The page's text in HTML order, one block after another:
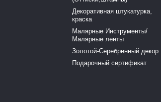
Декоративная штукатурка,
краска
Малярные Инструменты/
Малярные ленты
Золотой-Серебренный декор
Подарочный сертификат